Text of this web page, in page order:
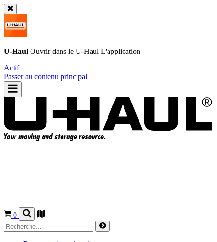
U-Haul Ouvrir dans le U-Haul L'application
Actif
Passer au contenu principal
0